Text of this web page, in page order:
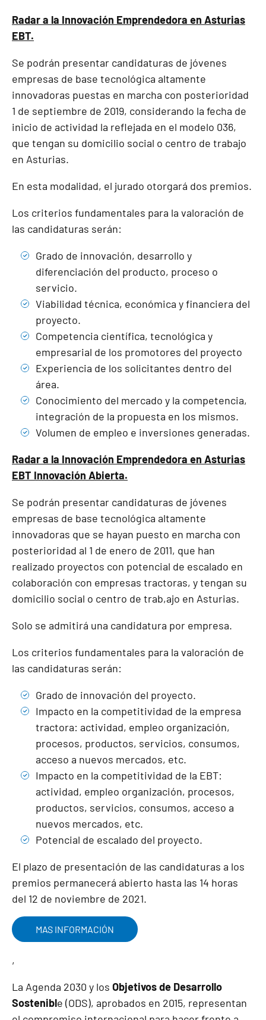
Radar a la Innovación Emprendedora en Asturias
EBT.
Se podrán presentar candidaturas de jóvenes
empresas de base tecnológica altamente
innovadoras puestas en marcha con posterioridad
1 de septiembre de 2019, considerando la fecha de
inicio de actividad la reflejada en el modelo 036,
que tengan su domicilio social o centro de trabajo
en Asturias.
En esta modalidad, el jurado otorgará dos premios.
Los criterios fundamentales para la valoración de
las candidaturas serán:
Grado de innovación, desarrollo y
diferenciación del producto, proceso o
servicio.
Viabilidad técnica, económica y financiera del
proyecto.
Competencia científica, tecnológica y
empresarial de los promotores del proyecto
Experiencia de los solicitantes dentro del
área.
Conocimiento del mercado y la competencia,
integración de la propuesta en los mismos.
Volumen de empleo e inversiones generadas.
Radar a la Innovación Emprendedora en Asturias
EBT Innovación Abierta.
Se podrán presentar candidaturas de jóvenes
empresas de base tecnológica altamente
innovadoras que se hayan puesto en marcha con
posterioridad al 1 de enero de 2011, que han
realizado proyectos con potencial de escalado en
colaboración con empresas tractoras, y tengan su
domicilio social o centro de trab,ajo en Asturias.
Solo se admitirá una candidatura por empresa.
Los criterios fundamentales para la valoración de
las candidaturas serán:
Grado de innovación del proyecto.
Impacto en la competitividad de la empresa
tractora: actividad, empleo organización,
procesos, productos, servicios, consumos,
acceso a nuevos mercados, etc.
Impacto en la competitividad de la EBT:
actividad, empleo organización, procesos,
productos, servicios, consumos, acceso a
nuevos mercados, etc.
Potencial de escalado del proyecto.
El plazo de presentación de las candidaturas a los
premios permanecerá abierto hasta las 14 horas
del 12 de noviembre de 2021.
MAS INFORMACIÓN
,
La Agenda 2030 y los Objetivos de Desarrollo
Sostenible (ODS), aprobados en 2015, representan